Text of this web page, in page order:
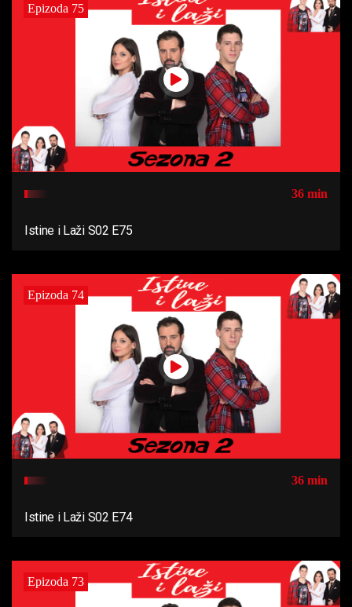
Epizoda 75
36 min
Istine i Laži S02 E75
Epizoda 74
36 min
Istine i Laži S02 E74
Epizoda 73